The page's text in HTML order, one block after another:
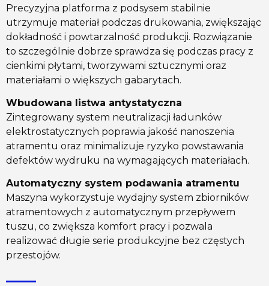
Precyzyjna platforma z podsysem stabilnie
utrzymuje materiał podczas drukowania, zwiększając
dokładność i powtarzalność produkcji. Rozwiązanie
to szczególnie dobrze sprawdza się podczas pracy z
cienkimi płytami, tworzywami sztucznymi oraz
materiałami o większych gabarytach.
Wbudowana listwa antystatyczna
Zintegrowany system neutralizacji ładunków
elektrostatycznych poprawia jakość nanoszenia
atramentu oraz minimalizuje ryzyko powstawania
defektów wydruku na wymagających materiałach.
Automatyczny system podawania atramentu
Maszyna wykorzystuje wydajny system zbiorników
atramentowych z automatycznym przepływem
tuszu, co zwiększa komfort pracy i pozwala
realizować długie serie produkcyjne bez częstych
przestojów.